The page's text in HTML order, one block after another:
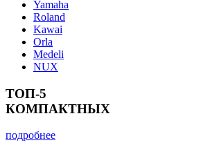
Yamaha
Roland
Kawai
Orla
Medeli
NUX
ТОП-5
КОМПАКТНЫХ
подробнее